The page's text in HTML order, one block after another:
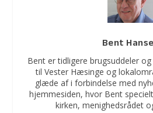
Bent
Bent er tidligere brugsuddeler
til Vester Hæsinge og
glæde af i forbindelse med
hjemmesiden, hvor Bent
kirken, menighedsrådet